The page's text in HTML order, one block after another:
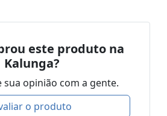
este produto na
Kalunga?
sua opinião com a gente.
o produto